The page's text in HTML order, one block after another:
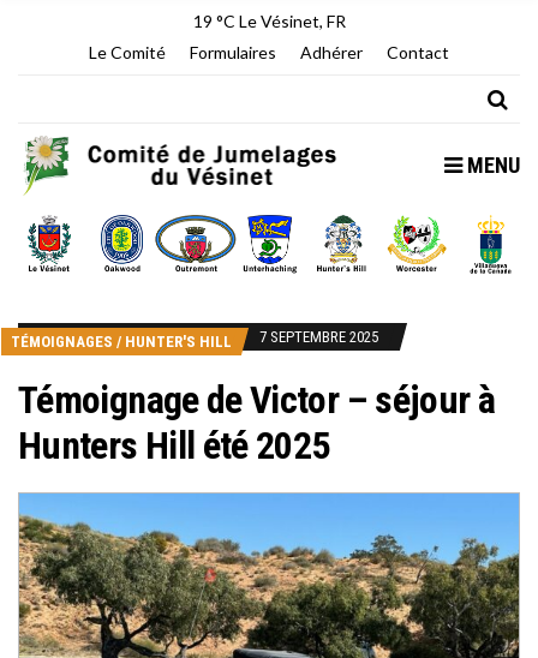
19 °C Le Vésinet, FR
Le Comité
Formulaires Adhérer Contact
MENU
TÉMOIGNAGES / HUNTER'S HILL 7 SEPTEMBRE 2025
Témoignage de Victor – séjour à
Hunters Hill été 2025